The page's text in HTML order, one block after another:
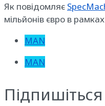
Як повідомляє
мільйонів євро в
MAN
MAN